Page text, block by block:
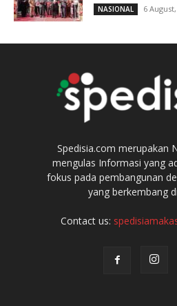
NASIONAL 6
Spedisia.com merupakan
mengulas Informasi yang
fokus pada pembangunan
yang berkembang
Contact us: